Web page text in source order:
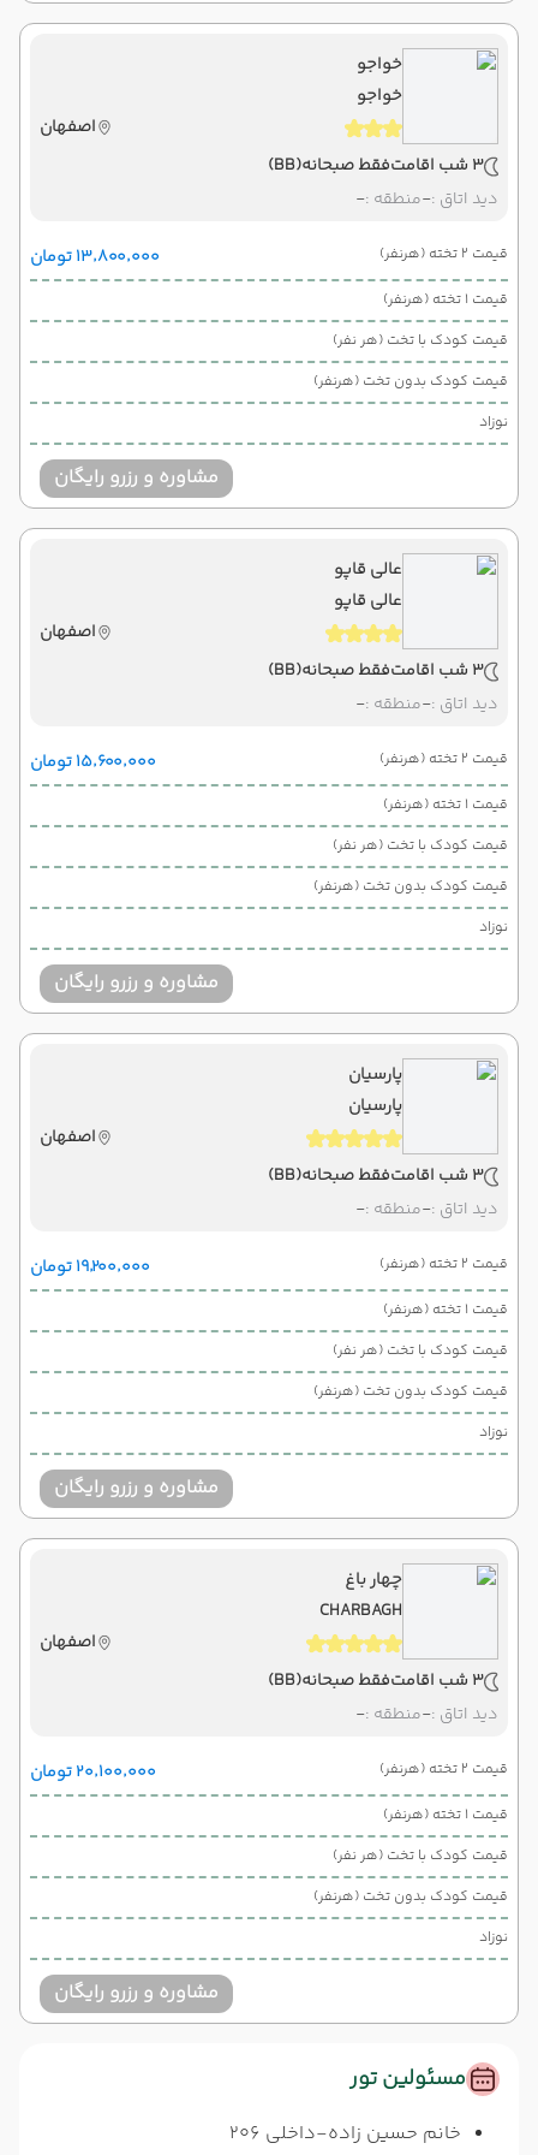
خواجو
خواجو
اصفهان
3 شب اقامت
فقط صبحانه(BB)
دید اتاق :-منطقه :-
قیمت 2 تخته (هرنفر) ۱۳٬۸۰۰٬۰۰۰ تومان
قیمت 1 تخته (هرنفر)
قیمت کودک با تخت (هر نفر)
قیمت کودک بدون تخت (هرنفر)
نوزاد
مشاوره و رزرو رایگان
عالی قاپو
عالی قاپو
اصفهان
3 شب اقامت
فقط صبحانه(BB)
دید اتاق :-منطقه :-
قیمت 2 تخته (هرنفر) ۱۵٬۶۰۰٬۰۰۰ تومان
قیمت 1 تخته (هرنفر)
قیمت کودک با تخت (هر نفر)
قیمت کودک بدون تخت (هرنفر)
نوزاد
مشاوره و رزرو رایگان
پارسیان
پارسیان
اصفهان
3 شب اقامت
فقط صبحانه(BB)
دید اتاق :-منطقه :-
قیمت 2 تخته (هرنفر) ۱۹٬۲۰۰٬۰۰۰ تومان
قیمت 1 تخته (هرنفر)
قیمت کودک با تخت (هر نفر)
قیمت کودک بدون تخت (هرنفر)
نوزاد
مشاوره و رزرو رایگان
چهار باغ
CHARBAGH
اصفهان
3 شب اقامت
فقط صبحانه(BB)
دید اتاق :-منطقه :-
قیمت 2 تخته (هرنفر) ۲۰٬۱۰۰٬۰۰۰ تومان
قیمت 1 تخته (هرنفر)
قیمت کودک با تخت (هر نفر)
قیمت کودک بدون تخت (هرنفر)
نوزاد
مشاوره و رزرو رایگان
مسئولین تور
خانم حسین زاده-داخلی 206